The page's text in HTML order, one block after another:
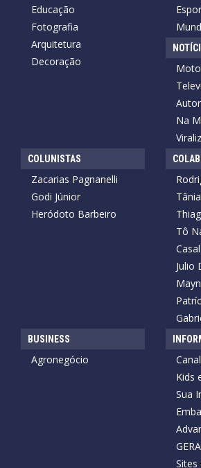
Educação
Fotografia
Arquitetura
Decoração
Na
COLUNISTAS
Zacarias Pagnanelli
Godi Júnior
Heródoto Barbeiro
Tô
Julio
BUSINESS
Agronegócio
Kids
Sua
Sites